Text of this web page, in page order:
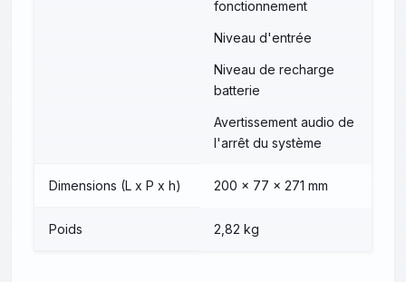
fonctionnement
Niveau d'entrée
Niveau de recharge
batterie
Avertissement audio de
l'arrêt du système
Dimensions (L x P x h) 200 x 77 x 271 mm
Poids 2,82 kg